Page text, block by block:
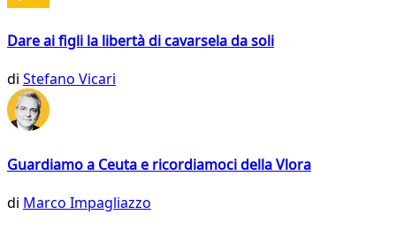
Dare ai figli la libertà di cavarsela da soli
di Stefano Vicari
Guardiamo a Ceuta e ricordiamoci della Vlora
di Marco Impagliazzo